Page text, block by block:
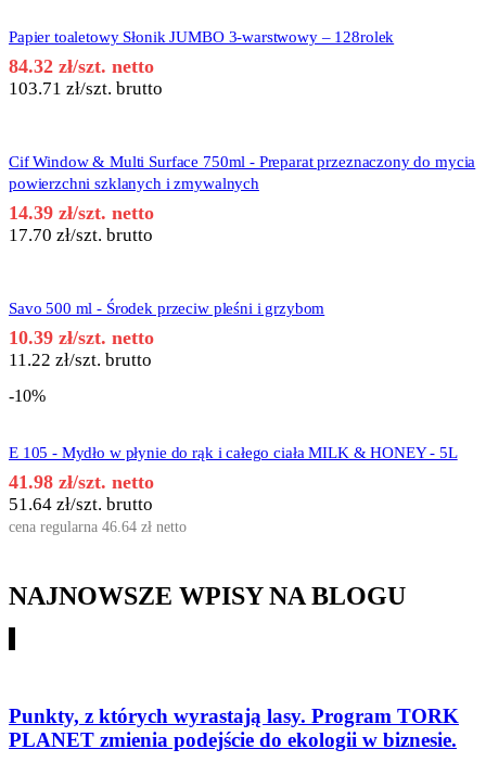
Papier toaletowy Słonik JUMBO 3-warstwowy – 128rolek
84.32 zł/szt. netto
103.71 zł/szt. brutto
Cif Window & Multi Surface 750ml - Preparat przeznaczony do mycia
powierzchni szklanych i zmywalnych
14.39 zł/szt. netto
17.70 zł/szt. brutto
Savo 500 ml - Środek przeciw pleśni i grzybom
10.39 zł/szt. netto
11.22 zł/szt. brutto
-10%
E 105 - Mydło w płynie do rąk i całego ciała MILK & HONEY - 5L
41.98 zł/szt. netto
51.64 zł/szt. brutto
cena regularna 46.64 zł netto
NAJNOWSZE WPISY NA BLOGU
Punkty, z których wyrastają lasy. Program TORK
PLANET zmienia podejście do ekologii w biznesie.